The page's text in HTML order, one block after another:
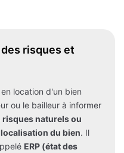
risques et
location d'un bien
ou le bailleur à informer
risques naturels ou
du bien. Il
ERP (état des